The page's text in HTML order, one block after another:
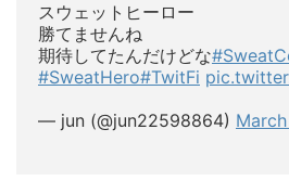
スウェットヒーロー
勝てませんね
期待してたんだけどな
#SweatHero#TwitFi
— jun (@jun22598864)